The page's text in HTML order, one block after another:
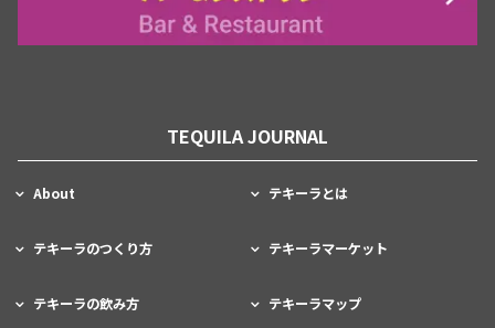
TEQUILA JOURNAL
About テキーラとは
テキーラのつくり方 テキーラマーケット
テキーラの飲み方 テキーラマップ